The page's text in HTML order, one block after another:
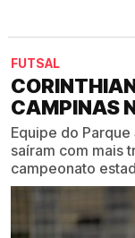
FUTSAL
CAMPINAS
Equipe do
saíram com mais
campeonato